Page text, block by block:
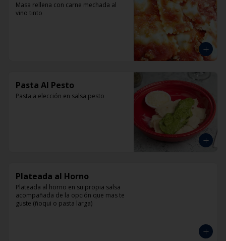
Masa rellena con carne mechada al
vino tinto
Pasta Al Pesto
Pasta a elección en salsa pesto
Plateada al Horno
Plateada al horno en su propia salsa
acompañada de la opción que mas te
guste (ñoqui o pasta larga)